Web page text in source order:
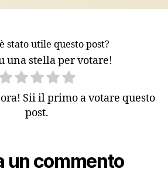
stato utile questo post?
una stella per votare!
Sii il primo a votare questo
post.
un commento